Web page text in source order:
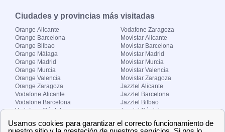
Ciudades y provincias más visitadas
Orange Alicante
Orange Barcelona
Orange Bilbao
Orange Málaga
Orange Madrid
Orange Murcia
Orange Valencia
Orange Zaragoza
Vodafone Alicante
Vodafone Barcelona
Vodafone Córdoba
Vodafone Madrid
Vodafone Zaragoza
Movistar Alicante
Movistar Barcelona
Movistar Madrid
Movistar Murcia
Movistar Valencia
Movistar Zaragoza
Jazztel Alicante
Jazztel Barcelona
Jazztel Bilbao
Jazztel Córdoba
Jazztel Málaga